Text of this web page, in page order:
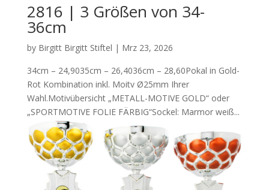
2816 | 3 Größen von 34-
36cm
by Birgitt Birgitt Stiftel | Mrz 23, 2026
34cm – 24,9035cm – 26,4036cm – 28,60Pokal in Gold-
Rot Kombination inkl. Moitv Ø25mm Ihrer
Wahl.Motivübersicht „METALL-MOTIVE GOLD“ oder
„SPORTMOTIVE FOLIE FÄRBIG“Sockel: Marmor weiß...